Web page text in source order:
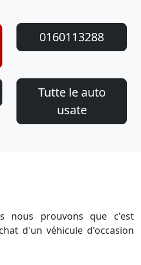
0160113288
Tutte le auto
usate
nous prouvons que c'est
d'un véhicule d'occasion